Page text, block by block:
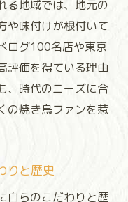
知新の姿勢
よう
きのコツと体験
名師が解説
で再現する方法
特製タレの作り
る地域では、地元の
や味付けが根付いて
ログ100名店や東京
評価を得ている理由
、時代のニーズに合
の焼き鳥ファンを惹
りと歴史
自らのこだわりと歴